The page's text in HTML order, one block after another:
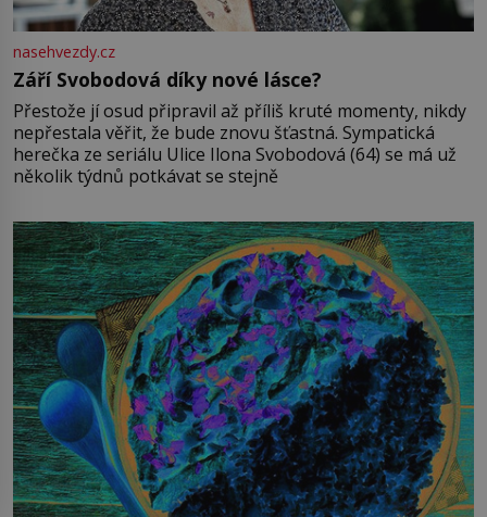
nasehvezdy.cz
Září Svobodová díky nové lásce?
Přestože jí osud připravil až příliš kruté momenty, nikdy
nepřestala věřit, že bude znovu šťastná. Sympatická
herečka ze seriálu Ulice Ilona Svobodová (64) se má už
několik týdnů potkávat se stejně